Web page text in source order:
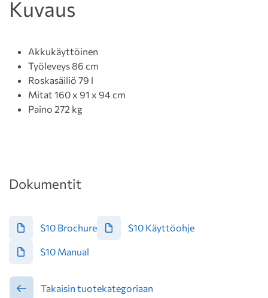
Kuvaus
Akkukäyttöinen
Työleveys 86 cm
Roskasäiliö 79 l
Mitat 160 x 91 x 94 cm
Paino 272 kg
Dokumentit
S10 Brochure S10 Käyttöohje
S10 Manual
Takaisin tuotekategoriaan